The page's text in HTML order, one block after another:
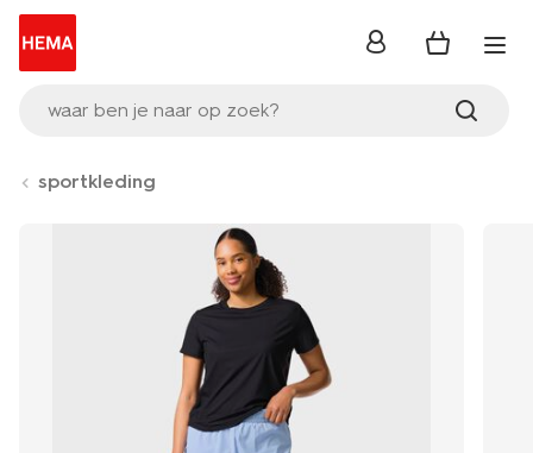
waar ben je naar op zoek?
inloggen
sportkleding